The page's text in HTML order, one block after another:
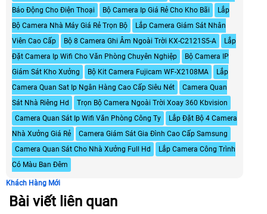
Báo Động Cho Điện Thoại
Bộ Camera Ip Giá Rẻ Cho Kho Bãi
Lắp
Bộ Camera Nhà Máy Giá Rẻ Trọn Bộ
Lắp Camera Giám Sát Nhân
Viên Cao Cấp
Bộ 8 Camera Ghi Âm Ngoài Trời KX-C2121S5-A
Lắp
Đặt Camera Ip Wifi Cho Văn Phòng Chuyên Nghiệp
Bộ Camera IP
Giám Sát Kho Xưởng
Bộ Kit Camera Fujicam WF-X2108MA
Lắp
Camera Quan Sat Ip Ngân Hàng Cao Cấp Siêu Nét
Camera Quan
Sát Nhà Riêng Hd
Trọn Bộ Camera Ngoài Trời Xoay 360 Kbvision
Camera Quan Sát Ip Wifi Văn Phòng Công Ty
Lắp Đặt Bộ 4 Camera
Nhà Xưởng Giá Rẻ
Camera Giám Sát Gia Đình Cao Cấp Samsung
Camera Quan Sát Cho Nhà Xưởng Full Hd
Lắp Camera Công Trình
Có Màu Ban Đêm
Khách Hàng Mới
Bài viết liên quan